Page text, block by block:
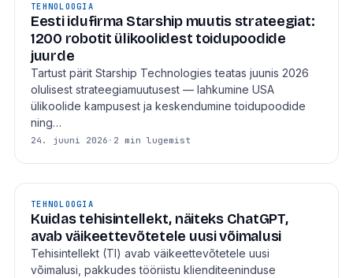
TEHNOLOOGIA
Eesti idufirma Starship muutis strateegiat:
1200 robotit ülikoolidest toidupoodide
juurde
Tartust pärit Starship Technologies teatas juunis 2026
olulisest strateegiamuutusest — lahkumine USA
ülikoolide kampusest ja keskendumine toidupoodide
ning…
24. juuni 2026 · 2 min lugemist
TEHNOLOOGIA
Kuidas tehisintellekt, näiteks ChatGPT,
avab väikeettevõtetele uusi võimalusi
Tehisintellekt (TI) avab väikeettevõtetele uusi
võimalusi, pakkudes tööriistu klienditeeninduse